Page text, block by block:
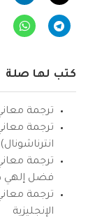
كتب لها صلة
ترجمة معاني
ترجمة
انترناشونال)
ترجمة
فضل إلهي
ترجمة
الإنجليزية